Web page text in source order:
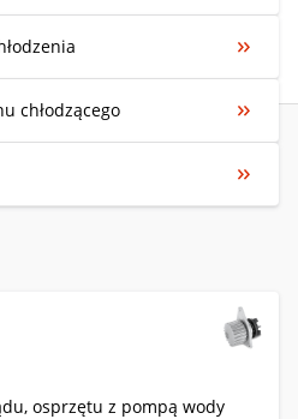
chłodzącego
osprzętu z pompą wody